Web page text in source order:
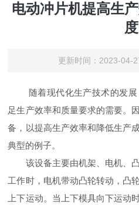
电动冲片机提高生
度
更新时间：2023-
随着现代化生产技术的发展
足生产效率和质量要求的需要。
备，以提高生产效率和降低生产
典型的例子。
该设备主要由机架、电机、凸
工作时，电机带动凸轮转动，凸
上下运动。当上下模具向下运动